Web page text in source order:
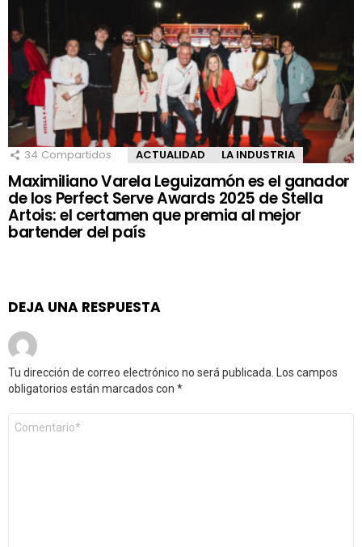
34 Compartidos ACTUALIDAD LA INDUSTRIA
Maximiliano Varela Leguizamón es el ganador
de los Perfect Serve Awards 2025 de Stella
Artois: el certamen que premia al mejor
bartender del país
DEJA UNA RESPUESTA
Tu dirección de correo electrónico no será publicada.
Los campos
obligatorios están marcados con *
Comentario